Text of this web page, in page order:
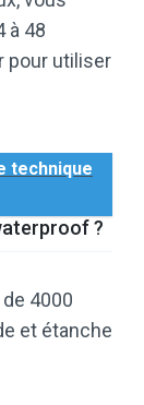
à 48
pour utiliser
technique
?
4000
et étanche